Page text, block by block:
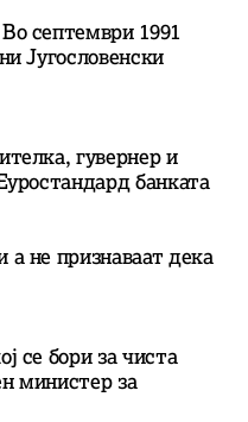
септември 1991
Југословенски
гувернер и
банката
не признаваат дека
се бори за чиста
министер за